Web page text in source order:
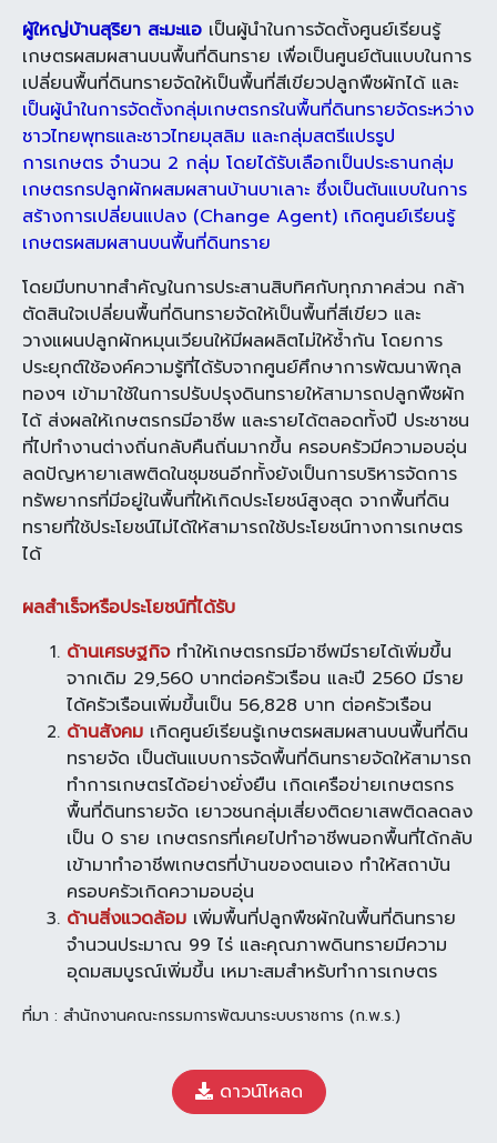
ผู้ใหญ่บ้านสุริยา สะมะแอ เป็นผู้นำในการจัดตั้งศูนย์เรียนรู้
เกษตรผสมผสานบนพื้นที่ดินทราย เพื่อเป็นศูนย์ต้นแบบในการ
เปลี่ยนพื้นที่ดินทรายจัดให้เป็นพื้นที่สีเขียวปลูกพืชผักได้ และ
เป็นผู้นำในการจัดตั้งกลุ่มเกษตรกรในพื้นที่ดินทรายจัดระหว่าง
ชาวไทยพุทธและชาวไทยมุสลิม และกลุ่มสตรีแปรรูป
การเกษตร จำนวน 2 กลุ่ม โดยได้รับเลือกเป็นประธานกลุ่ม
เกษตรกรปลูกผักผสมผสานบ้านบาเลาะ ซึ่งเป็นต้นแบบในการ
สร้างการเปลี่ยนแปลง (Change Agent) เกิดศูนย์เรียนรู้
เกษตรผสมผสานบนพื้นที่ดินทราย
โดยมีบทบาทสำคัญในการประสานสิบทิศกับทุกภาคส่วน กล้า
ตัดสินใจเปลี่ยนพื้นที่ดินทรายจัดให้เป็นพื้นที่สีเขียว และ
วางแผนปลูกผักหมุนเวียนให้มีผลผลิตไม่ให้ซ้ำกัน โดยการ
ประยุกต์ใช้องค์ความรู้ที่ได้รับจากศูนย์ศึกษาการพัฒนาพิกุล
ทองฯ เข้ามาใช้ในการปรับปรุงดินทรายให้สามารถปลูกพืชผัก
ได้ ส่งผลให้เกษตรกรมีอาชีพ และรายได้ตลอดทั้งปี ประชาชน
ที่ไปทำงานต่างถิ่นกลับคืนถิ่นมากขึ้น ครอบครัวมีความอบอุ่น
ลดปัญหายาเสพติดในชุมชนอีกทั้งยังเป็นการบริหารจัดการ
ทรัพยากรที่มีอยู่ในพื้นที่ให้เกิดประโยชน์สูงสุด จากพื้นที่ดิน
ทรายที่ใช้ประโยชน์ไม่ได้ให้สามารถใช้ประโยชน์ทางการเกษตร
ได้
ผลสำเร็จหรือประโยชน์ที่ได้รับ
ด้านเศรษฐกิจ ทำให้เกษตรกรมีอาชีพมีรายได้เพิ่มขึ้น
จากเดิม 29,560 บาทต่อครัวเรือน และปี 2560 มีราย
ได้ครัวเรือนเพิ่มขึ้นเป็น 56,828 บาท ต่อครัวเรือน
ด้านสังคม เกิดศูนย์เรียนรู้เกษตรผสมผสานบนพื้นที่ดิน
ทรายจัด เป็นต้นแบบการจัดพื้นที่ดินทรายจัดให้สามารถ
ทำการเกษตรได้อย่างยั่งยืน เกิดเครือข่ายเกษตรกร
พื้นที่ดินทรายจัด เยาวชนกลุ่มเสี่ยงติดยาเสพติดลดลง
เป็น 0 ราย เกษตรกรที่เคยไปทำอาชีพนอกพื้นที่ได้กลับ
เข้ามาทำอาชีพเกษตรที่บ้านของตนเอง ทำให้สถาบัน
ครอบครัวเกิดความอบอุ่น
ด้านสิ่งแวดล้อม เพิ่มพื้นที่ปลูกพืชผักในพื้นที่ดินทราย
จำนวนประมาณ 99 ไร่ และคุณภาพดินทรายมีความ
อุดมสมบูรณ์เพิ่มขึ้น เหมาะสมสำหรับทำการเกษตร
ที่มา : สำนักงานคณะกรรมการพัฒนาระบบราชการ (ก.พ.ร.)
ดาวน์โหลด